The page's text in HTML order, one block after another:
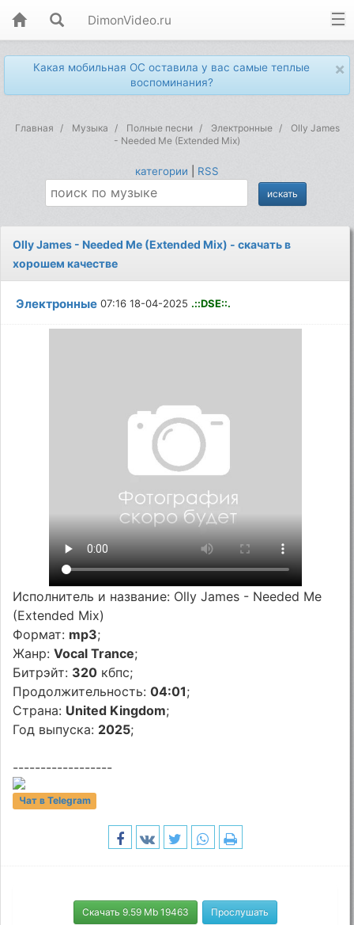
DimonVideo.ru
×
Какая мобильная ОС оставила у вас самые теплые
воспоминания?
Главная Музыка Полные песни Электронные
Olly James
- Needed Me (Extended Mix)
категории RSS
Olly James - Needed Me (Extended Mix) - скачать в
хорошем качестве
Электронные 07:16 18-04-2025 .::DSE::.
Исполнитель и название: Olly James - Needed Me
(Extended Mix)
Формат: mp3;
Жанр:Vocal Trance;
Битрэйт: 320 кбпс;
Продолжительность:04:01;
Страна: United Kingdom;
Год выпуска: 2025;
------------------
Чат в Telegram
Скачать 9.59 Mb 19463 Прослушать